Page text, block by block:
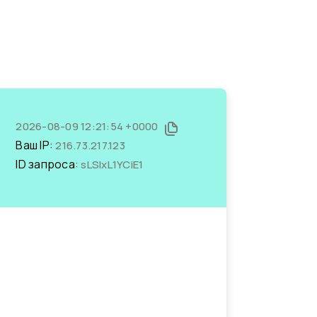
2026-08-09 12:21:54 +0000
Ваш IP:216.73.217.123
ID запроса:sLSIxL1YCiE1